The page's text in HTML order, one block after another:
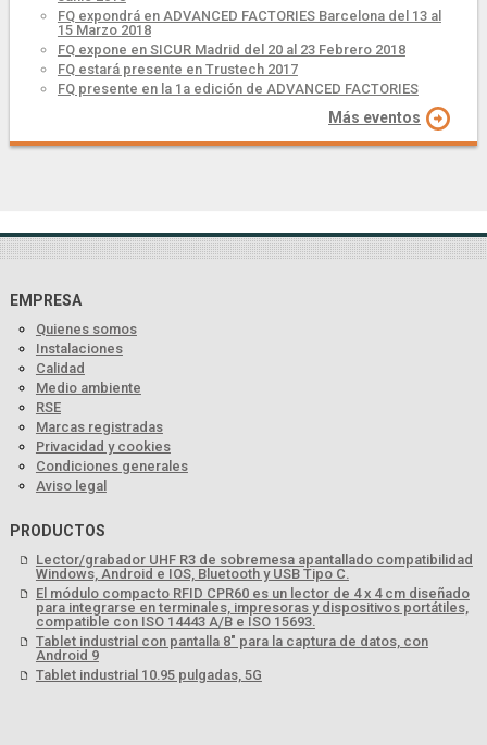
FQ expondrá en ADVANCED FACTORIES Barcelona del 13 al
15 Marzo 2018
FQ expone en SICUR Madrid del 20 al 23 Febrero 2018
FQ estará presente en Trustech 2017
FQ presente en la 1a edición de ADVANCED FACTORIES
Más eventos
EMPRESA
Quienes somos
Instalaciones
Calidad
Medio ambiente
RSE
Marcas registradas
Privacidad y cookies
Condiciones generales
Aviso legal
PRODUCTOS
Lector/grabador UHF R3 de sobremesa apantallado compatibilidad
Windows, Android e IOS, Bluetooth y USB Tipo C.
El módulo compacto RFID CPR60 es un lector de 4 x 4 cm diseñado
para integrarse en terminales, impresoras y dispositivos portátiles,
compatible con ISO 14443 A/B e ISO 15693.
Tablet industrial con pantalla 8" para la captura de datos, con
Android 9
Tablet industrial 10.95 pulgadas, 5G